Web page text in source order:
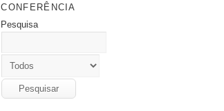
CONFERÊNCIA
Pesquisa